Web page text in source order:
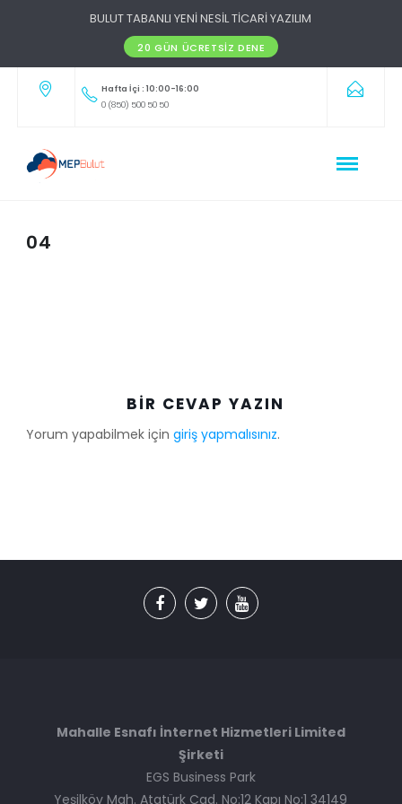
BULUT TABANLI YENİ NESİL TİCARİ YAZILIM
20 GÜN ÜCRETSIZ DENE
Hafta İçi : 10:00-16:00
0 (850) 500 50 50
04
BIR CEVAP YAZIN
Yorum yapabilmek için giriş yapmalısınız.
Mahalle Esnafı İnternet Hizmetleri Limited
Şirketi
EGS Business Park
Yeşilköy Mah. Atatürk Cad. No:12 Kapı No:1 34149